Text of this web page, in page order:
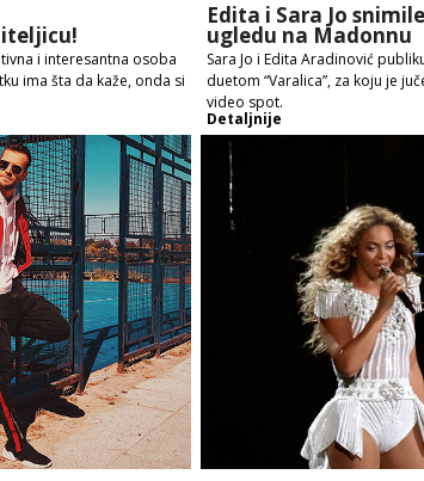
i interesantna osoba
ima šta da kaže, onda si
Edita i Sara Jo
ugledu na Madonnu
Sara Jo i Edita Aradinović
duetom “Varalica”, za koju je
video spot.
Detaljnije